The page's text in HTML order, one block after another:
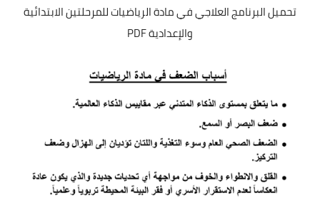
تحميل البرنامج العلاجي في مادة الرياضيات للمرحلتين الابتدائية
والإعدادية PDF